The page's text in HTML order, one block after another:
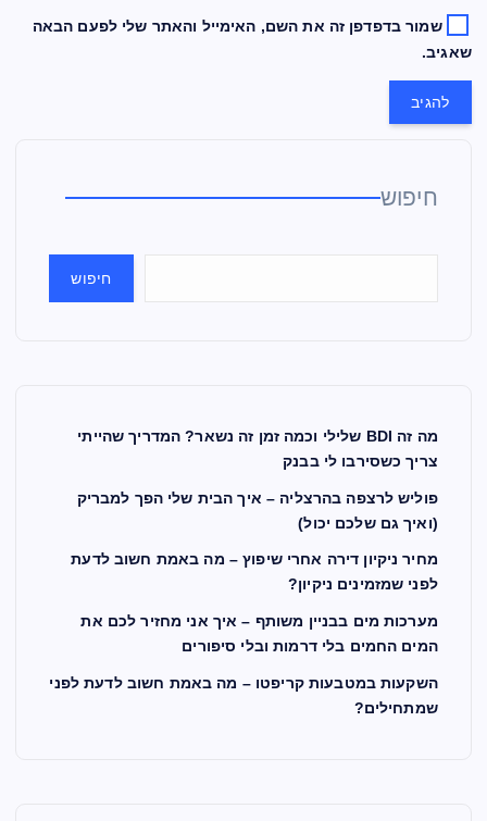
שמור בדפדפן זה את השם, האימייל והאתר שלי לפעם הבאה
שאגיב.
חיפוש
חיפוש
מה זה BDI שלילי וכמה זמן זה נשאר? המדריך שהייתי
צריך כשסירבו לי בבנק
פוליש לרצפה בהרצליה – איך הבית שלי הפך למבריק
(ואיך גם שלכם יכול)
מחיר ניקיון דירה אחרי שיפוץ – מה באמת חשוב לדעת
לפני שמזמינים ניקיון?
מערכות מים בבניין משותף – איך אני מחזיר לכם את
המים החמים בלי דרמות ובלי סיפורים
השקעות במטבעות קריפטו – מה באמת חשוב לדעת לפני
שמתחילים?